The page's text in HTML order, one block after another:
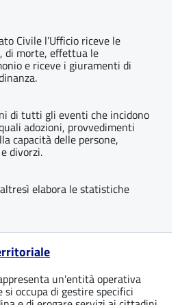
Civile l’Ufficio riceve le
di morte, effettua le
e riceve i giuramenti di
di tutti gli eventi che incidono
adozioni, provvedimenti
capacità delle persone,
divorzi.
elabora le statistiche
un'entità operativa
occupa di gestire specifici